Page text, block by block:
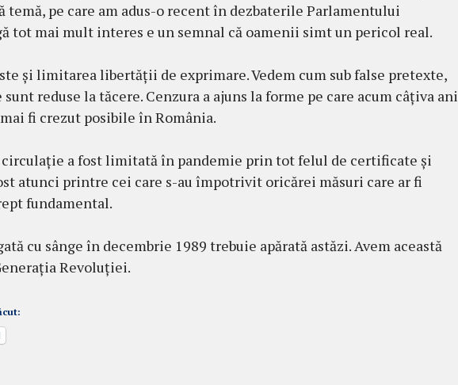
temă, pe care am adus-o recent în dezbaterile Parlamentului
tot mai mult interes e un semnal că oamenii simt un pericol real.
și limitarea libertății de exprimare. Vedem cum sub false pretexte,
reduse la tăcere. Cenzura a ajuns la forme pe care acum câțiva ani
fi crezut posibile în România.
a fost limitată în pandemie prin tot felul de certificate și
atunci printre cei care s-au împotrivit oricărei măsuri care ar fi
fundamental.
cu sânge în decembrie 1989 trebuie apărată astăzi. Avem această
Revoluției.